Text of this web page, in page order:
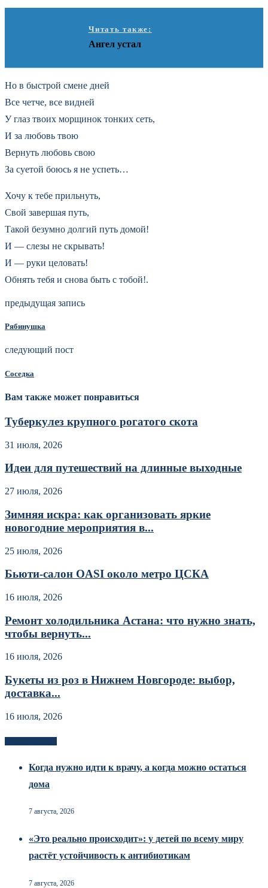
Читать также:
Ангел устал
Но в быстрой смене дней
Все четче, все видней
У глаз твоих морщинок тонких сеть,
И за любовь твою
Вернуть любовь свою
За суетой боюсь я не успеть…
Хочу к тебе прильнуть,
Свой завершая путь,
Такой безумно долгий путь домой!
И — слезы не скрывать!
И — руки целовать!
Обнять тебя и снова быть с тобой!.
предыдущая запись
Рябинушка
следующий пост
Соседка
Вам также может понравиться
Туберкулез крупного рогатого скота
31 июля, 2026
Идеи для путешествий на длинные выходные
27 июля, 2026
Зимняя искра: как организовать яркие
новогодние мероприятия в...
25 июля, 2026
Бьюти-салон OASI около метро ЦСКА
16 июля, 2026
Ремонт холодильника Астана: что нужно знать,
чтобы вернуть...
16 июля, 2026
Букеты из роз в Нижнем Новгороде: выбор,
доставка...
16 июля, 2026
Когда нужно идти к врачу, а когда можно остаться
дома
7 августа, 2026
«Это реально происходит»: у детей по всему миру
растёт устойчивость к антибиотикам
7 августа, 2026